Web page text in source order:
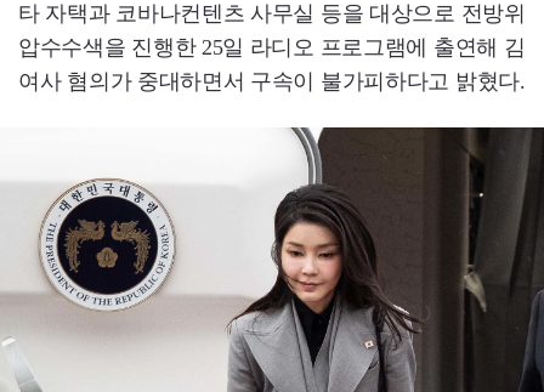
타 자택과 코바나컨텐츠 사무실 등을 대상으로 전방위
압수수색을 진행한 25일 라디오 프로그램에 출연해 김
여사 혐의가 중대하면서 구속이 불가피하다고 밝혔다.